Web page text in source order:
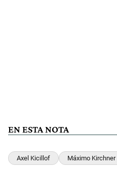
EN ESTA NOTA
Axel Kicillof Máximo Kirchner